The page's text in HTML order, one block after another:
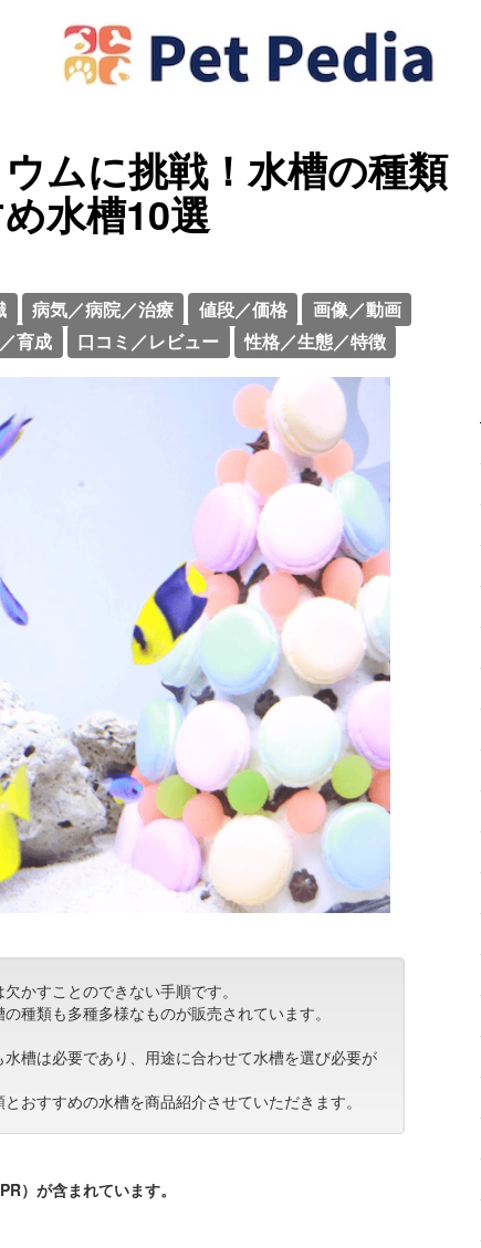
ムに挑戦！水槽の種類
水槽10選
病気／病院／治療 値段／価格
画像／動画
育成
口コミ／レビュー 性格／生態／特徴
かすことのできない手順です。
種類も多種多様なものが販売されています。
槽は必要であり、用途に合わせて水槽を選び必要が
おすすめの水槽を商品紹介させていただきます。
）が含まれています。